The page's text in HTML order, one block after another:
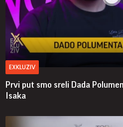
EXKLUZIV
Prvi put smo sreli Dada
Isaka